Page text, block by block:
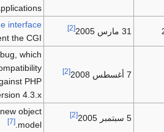
Introduced thecommand-line interface
(CLI), to supplement the CGI.
[5]
Fixed a memory corruption bug, which
required breaking binary compatibility
with extensions compiled against PHP
Zend Engine II with a new object